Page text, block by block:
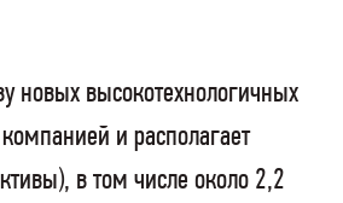
новых высокотехнологичных
и располагает
в том числе около 2,2